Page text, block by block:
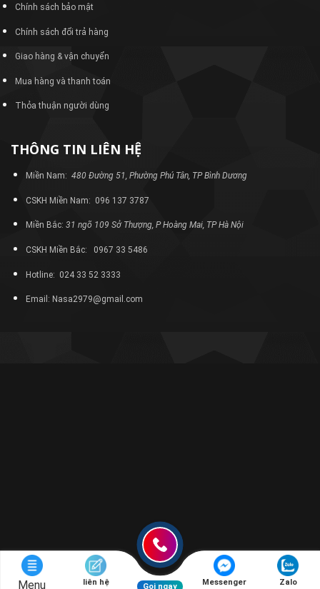
Chính sách bảo mật
Chính sách đổi trả hàng
Giao hàng & vận chuyển
Mua hàng và thanh toán
Thỏa thuận người dùng
THÔNG TIN LIÊN HỆ
Miền Nam: 480 Đường 51, Phường Phú Tân, TP Bình Dương
CSKH Miền Nam: 096 137 3787
Miền Bắc: 31 ngõ 109 Sở Thượng, P Hoàng Mai, TP Hà Nội
CSKH Miền Bắc: 0967 33 5486
Hotline: 024 33 52 3333
Email: Nasa2979@gmail.com
Menu liên hệ Gọi ngay Messenger Zalo